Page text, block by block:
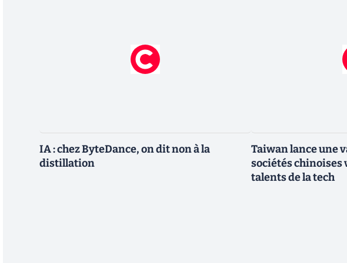
IA : chez ByteDance, on dit non à la
distillation
Taiwan lance une
sociétés chinoises
talents de la tech